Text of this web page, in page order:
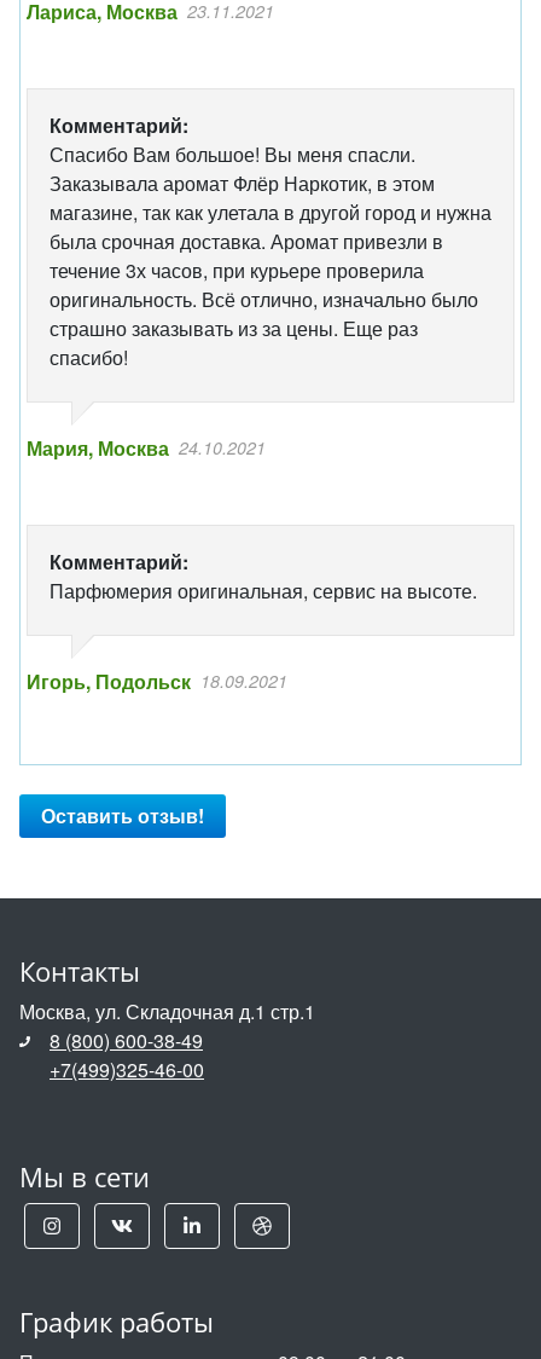
Лариса, Москва 23.11.2021
Комментарий:
Спасибо Вам большое! Вы меня спасли.
Заказывала аромат Флёр Наркотик, в этом
магазине, так как улетала в другой город и нужна
была срочная доставка. Аромат привезли в
течение 3х часов, при курьере проверила
оригинальность. Всё отлично, изначально было
страшно заказывать из за цены. Еще раз
спасибо!
Мария, Москва 24.10.2021
Комментарий:
Парфюмерия оригинальная, сервис на высоте.
Игорь, Подольск 18.09.2021
Оставить отзыв!
Контакты
Москва, ул. Складочная д.1 стр.1
8 (800) 600-38-49
+7(499)325-46-00
Мы в сети
График работы